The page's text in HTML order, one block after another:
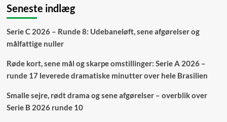
Seneste indlæg
Serie C 2026 – Runde 8: Udebaneløft, sene afgørelser og
målfattige nuller
Røde kort, sene mål og skarpe omstillinger: Serie A 2026 –
runde 17 leverede dramatiske minutter over hele Brasilien
Smalle sejre, rødt drama og sene afgørelser – overblik over
Serie B 2026 runde 10